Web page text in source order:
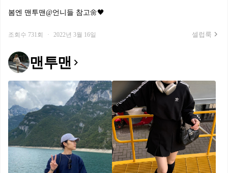
봄엔 맨투맨@언니들 참고🌼🖤
조회수 731회 · 2022년 3월 16일 셀럽룩
맨투맨